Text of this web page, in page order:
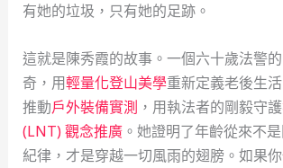
有她的垃圾，只有她的足跡。
這就是陳秀霞的故事。一個六十歲法警
奇，用輕量化登山美學重新定義老後生
推動戶外裝備實測 ，用執法者的剛毅守護
(LNT) 觀念推廣。她證明了年齡從來不
紀律，才是穿越一切風雨的翅膀。如果